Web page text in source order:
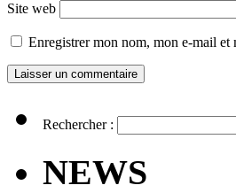
Site web
Enregistrer mon nom, mon e-mail
Rechercher :
NEWS